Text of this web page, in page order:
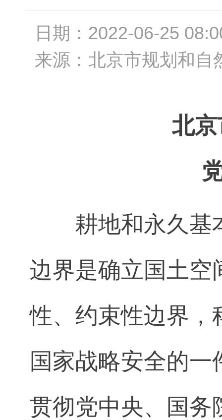
日期： 2022-06-25
来源： 北京市规划和自
北
耕地和永久基
边界是确立国土空
性、约束性边界，
国家战略安全的
贯彻党中央、国务